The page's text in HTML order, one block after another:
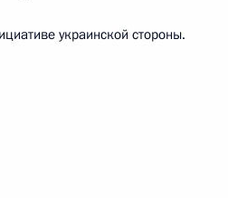
украинской стороны.